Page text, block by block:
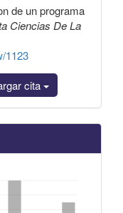
de un programa
Ciencias De La
1123
cita